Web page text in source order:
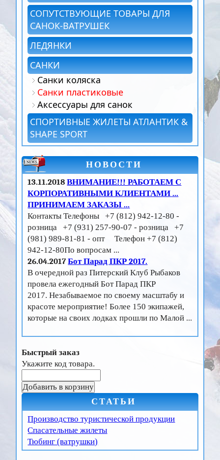
СОПУТСТВУЮЩИЕ ТОВАРЫ ДЛЯ
САНОК-ВАТРУШЕК
ЛЕДЯНКИ
САНКИ
Санки коляска
Санки пластиковые
Аксессуары для санок
СПОРТИВНЫЕ ЖИЛЕТЫ АТЛАНТИК &
SHAPE SPORT
НОВОСТИ
13.11.2018ВНИМАНИЕ!!! РАБОТАЕМ С
КОРПОРАТИВНЫМИ КЛИЕНТАМИ ...
ПРИНИМАЕМ ЗАКАЗЫ ...
Контакты Телефоны +7 (812) 942-12-80 -
розница +7 (931) 257-90-07 - розница +7
(981) 989-81-81 - опт Телефон +7 (812)
942-12-80По вопросам ...
26.04.2017Бот Парад ПКР 2017.
В очередной раз Питерский Клуб Рыбаков
провела ежегодный Бот Парад ПКР
2017. Незабываемое по своему масштабу и
красоте мероприятие! Более 150 экипажей,
которые на своих лодках прошли по Малой ...
Быстрый заказ
Укажите код товара.
СТАТЬИ
Производство туристической продукции
Спасательные жилеты
Тюбинг (ватрушки)